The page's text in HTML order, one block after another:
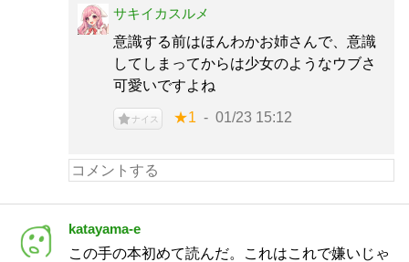
サキイカスルメ
意識する前はほんわかお姉さんで、意識
してしまってからは少女のようなウブさ
可愛いですよね
ナイス ★1 01/23 15:12
katayama-e
この手の本初めて読んだ。これはこれで嫌いじゃ